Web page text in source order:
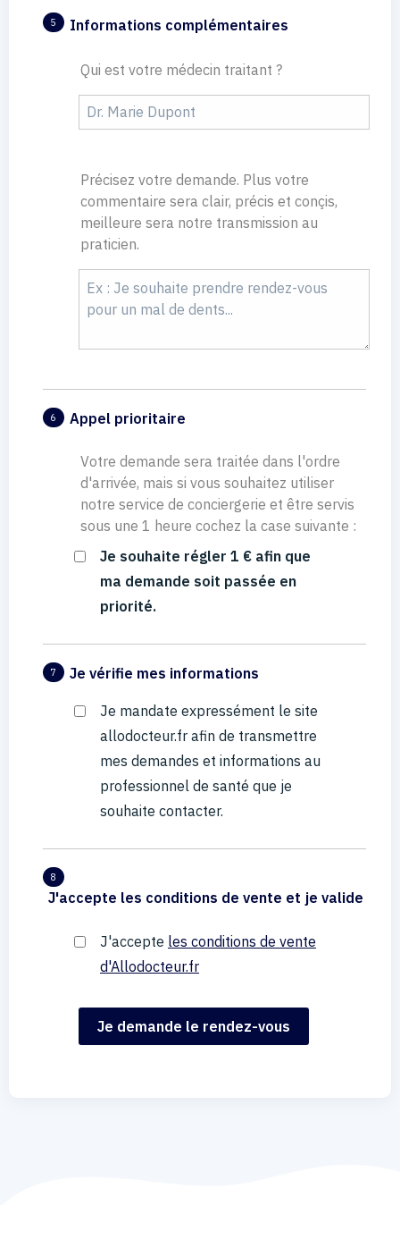
5 Informations complémentaires
Qui est votre médecin traitant ?
Précisez votre demande. Plus votre
commentaire sera clair, précis et conçis,
meilleure sera notre transmission au
praticien.
6 Appel prioritaire
Votre demande sera traitée dans l'ordre
d'arrivée, mais si vous souhaitez utiliser
notre service de conciergerie et être servis
sous une 1 heure cochez la case suivante :
Je souhaite régler 1 € afin que
ma demande soit passée en
priorité.
7 Je vérifie mes informations
Je mandate expressément le site
allodocteur.fr afin de transmettre
mes demandes et informations au
professionnel de santé que je
souhaite contacter.
8
J'accepte les conditions de vente et je valide
J'accepte les conditions de vente
d'Allodocteur.fr